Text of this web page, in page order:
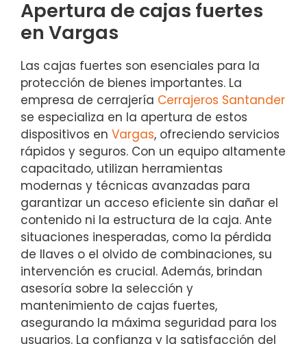
Apertura de cajas fuertes
en Vargas
Las cajas fuertes son esenciales para la
protección de bienes importantes. La
empresa de cerrajería Cerrajeros Santander
se especializa en la apertura de estos
dispositivos en Vargas, ofreciendo servicios
rápidos y seguros. Con un equipo altamente
capacitado, utilizan herramientas
modernas y técnicas avanzadas para
garantizar un acceso eficiente sin dañar el
contenido ni la estructura de la caja. Ante
situaciones inesperadas, como la pérdida
de llaves o el olvido de combinaciones, su
intervención es crucial. Además, brindan
asesoría sobre la selección y
mantenimiento de cajas fuertes,
asegurando la máxima seguridad para los
usuarios. La confianza y la satisfacción del